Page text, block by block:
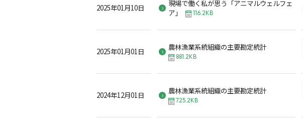
2025年01月10日
現場で働く私が思う「アニマルウェルフェ
ア」
116.2KB
2025年01月01日 農林漁業系統組織の主要勘定統計
881.2KB
2024年12月01日 農林漁業系統組織の主要勘定統計
725.2KB